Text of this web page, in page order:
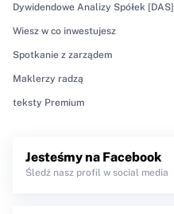
Dywidendowe Analizy Spółek [DAS]
Wiesz w co inwestujesz
Spotkanie z zarządem
Maklerzy radzą
teksty Premium
Jesteśmy na Facebook
Śledź nasz profil w social media